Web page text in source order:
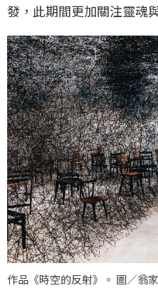
發，此期間更加關注靈魂
作品《時空的反射》。 圖／翁